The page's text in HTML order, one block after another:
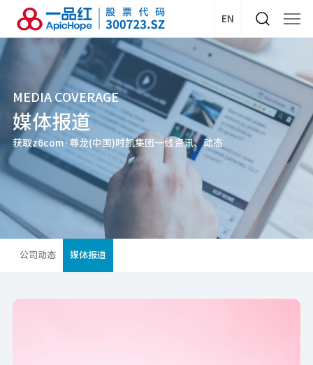
EN
MEDIA COVERAGE
媒体报道
获取z6com·尊龙(中国)时凯集团一线资讯、动态
公司动态 媒体报道